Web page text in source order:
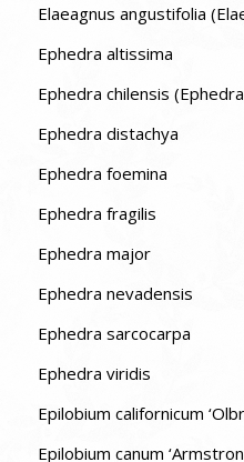
Elaeagnus angustifolia
Ephedra altissima
Ephedra chilensis
Ephedra distachya
Ephedra foemina
Ephedra fragilis
Ephedra major
Ephedra nevadensis
Ephedra sarcocarpa
Ephedra viridis
Epilobium californicum
Epilobium canum